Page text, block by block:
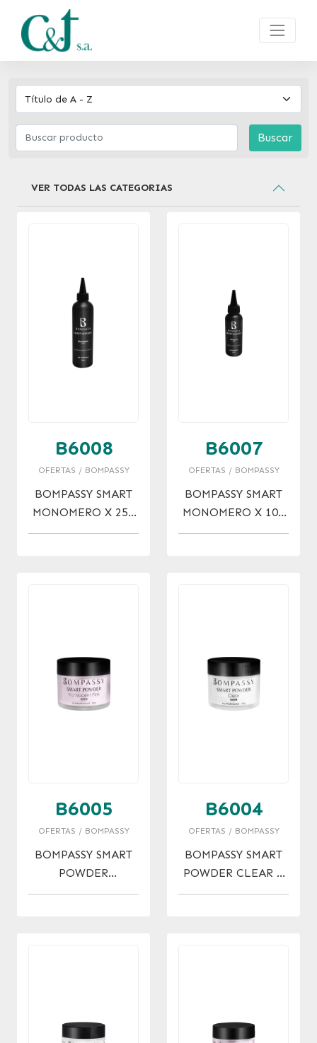
Buscar
VER TODAS LAS CATEGORIAS
B6008
OFERTAS / BOMPASSY
BOMPASSY SMART
MONOMERO X 250
ML
B6007
OFERTAS / BOMPASSY
BOMPASSY SMART
MONOMERO X 100
ML
B6005
OFERTAS / BOMPASSY
BOMPASSY SMART
POWDER
TRANSLUCENT
B6004
OFERTAS / BOMPASSY
BOMPASSY SMART
POWDER CLEAR X
60 GR.